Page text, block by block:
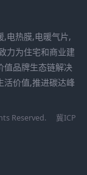
,电热膜,电暖气片,
力为住宅和商业建
值品牌生态链解决
活价值,推进碳达峰
Reserved.
冀ICP